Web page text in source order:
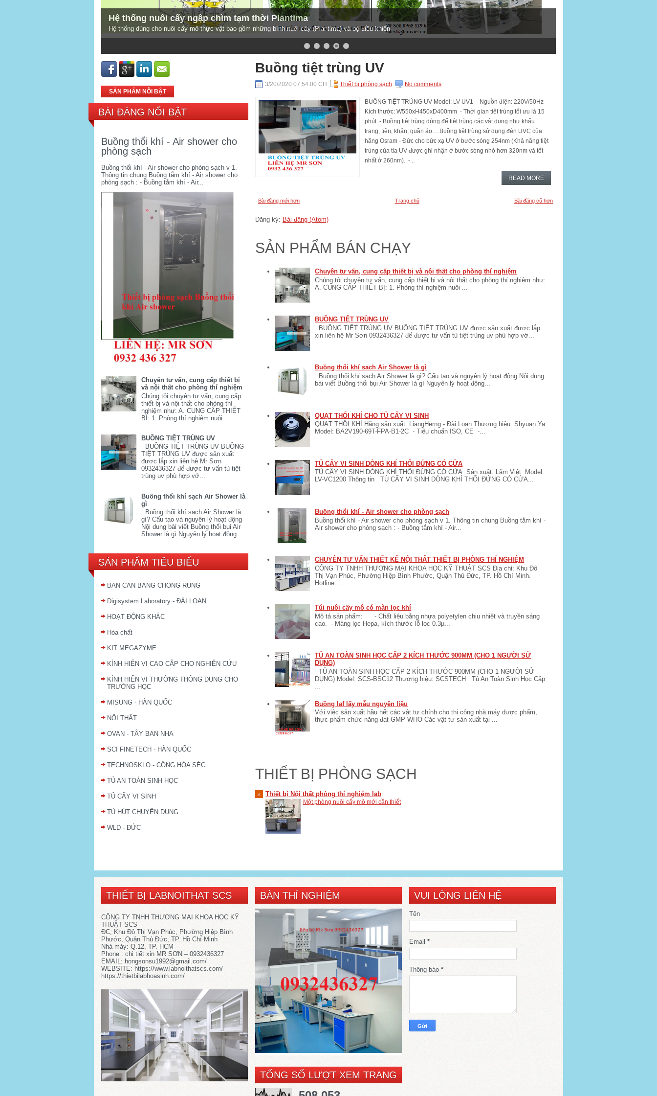
Hệ thống nuôi cấy ngập chìm tạm thời Plantima
Hệ thống dùng cho nuôi cấy mô thực vật bao gồm những bình nuôi cây (Plantima) và bộ điều khiển
SẢN PHẨM NỖI BẬT
BÀI ĐĂNG NỔI BẬT
Buồng thổi khí - Air shower cho
phòng sạch
Buồng thổi khí - Air shower cho phòng sạch v 1.
Thông tin chung Buồng tắm khí - Air shower cho
phòng sạch : - Buồng tắm khí - Air...
Chuyên tư vấn, cung cấp thiết bị
và nội thất cho phòng thí nghiệm
Chúng tôi chuyên tư vấn, cung cấp
thiết bị và nội thất cho phòng thí
nghiệm như: A. CUNG CẤP THIẾT
BỊ: 1. Phòng thí nghiệm nuôi ...
BUỒNG TIỆT TRÙNG UV
BUỒNG TIỆT TRÙNG UV BUỒNG
TIỆT TRÙNG UV được sản xuất
được lắp xin liên hệ Mr Sơn
0932436327 để được tư vấn tủ tiệt
trùng uv phù hợp vớ...
Buồng thổi khí sạch Air Shower là
gì
Buồng thổi khí sạch Air Shower là
gì? Cấu tạo và nguyên lý hoạt động
Nội dung bài viết Buồng thổi bụi Air
Shower là gì Nguyên lý hoạt động...
SẢN PHẨM TIÊU BIỂU
BÀN CÂN BẰNG CHỐNG RUNG
Digisystem Laboratory - ĐÀI LOAN
HOẠT ĐỘNG KHÁC
Hóa chất
KIT MEGAZYME
KÍNH HIỂN VI CAO CẤP CHO NGHIÊN CỨU
KÍNH HIỂN VI THƯỜNG THÔNG DỤNG CHO
TRƯỜNG HỌC
MISUNG - HÀN QUỐC
NỘI THẤT
OVAN - TÂY BAN NHA
SCI FINETECH - HÀN QUỐC
TECHNOSKLO - CÔNG HÒA SÉC
TỦ AN TOÀN SINH HỌC
TỦ CẤY VI SINH
TỦ HÚT CHUYÊN DỤNG
WLD - ĐỨC
Buồng tiệt trùng UV
3/20/2020 07:54:00 CH Thiết bị phòng sạch No comments
BUỒNG TIỆT TRÙNG UV Model: LV-UV1 - Nguồn điện: 220V/50Hz -
Kích thước: W550xH450xD400mm - Thời gian tiệt trùng tối ưu là 15
phút - Buồng tiệt trùng dùng để tiệt trùng các vật dụng như khẩu
trang, tiền, khăn, quần áo….Buồng tiệt trùng sử dụng đèn UVC của
hãng Osram - Đức cho bức xạ UV ở bước sóng 254nm (Khả năng tiệt
trùng của tia UV được ghi nhận ở bước sóng nhỏ hơn 320nm và tốt
nhất ở 260nm). -...
READ MORE
Bài đăng mới hơn Bài đăng cũ hơn
Trang chủ
Đăng ký: Bài đăng (Atom)
SẢN PHẨM BÁN CHẠY
Chuyên tư vấn, cung cấp thiết bị và nội thất cho phòng thí nghiệm
Chúng tôi chuyên tư vấn, cung cấp thiết bị và nội thất cho phòng thí nghiệm như:
A. CUNG CẤP THIẾT BỊ: 1. Phòng thí nghiệm nuôi ...
BUỒNG TIỆT TRÙNG UV
BUỒNG TIỆT TRÙNG UV BUỒNG TIỆT TRÙNG UV được sản xuất được lắp
xin liên hệ Mr Sơn 0932436327 để được tư vấn tủ tiệt trùng uv phù hợp vớ...
Buồng thổi khí sạch Air Shower là gì
Buồng thổi khí sạch Air Shower là gì? Cấu tạo và nguyên lý hoạt động Nội dung
bài viết Buồng thổi bụi Air Shower là gì Nguyên lý hoạt động...
QUẠT THỔI KHÍ CHO TỦ CẤY VI SINH
QUẠT THỔI KHÍ Hãng sản xuất: LiangHerng - Đài Loan Thương hiệu: Shyuan Ya
Model: BA2V190-69T-FPA-B1-2C - Tiêu chuẩn ISO, CE -...
TỦ CẤY VI SINH DÒNG KHÍ THỔI ĐỨNG CÓ CỬA
TỦ CẤY VI SINH DÒNG KHÍ THỔI ĐỨNG CÓ CỬA Sản xuất: Lâm Việt Model:
LV-VC1200 Thông tin TỦ CẤY VI SINH DÒNG KHÍ THỔI ĐỨNG CÓ CỬA...
Buồng thổi khí - Air shower cho phòng sạch
Buồng thổi khí - Air shower cho phòng sạch v 1. Thông tin chung Buồng tắm khí -
Air shower cho phòng sạch : - Buồng tắm khí - Air...
CHUYÊN TƯ VẤN THIẾT KẾ NỘI THẤT THIẾT BỊ PHÒNG THÍ NGHIỆM
CÔNG TY TNHH THƯƠNG MẠI KHOA HỌC KỸ THUẬT SCS Địa chỉ: Khu Đô
Thị Vạn Phúc, Phường Hiệp Bình Phước, Quận Thủ Đức, TP. Hồ Chí Minh.
Hotline:...
Túi nuôi cấy mô có màn lọc khí
Mô tả sản phẩm: - Chất liệu bằng nhựa polyetylen chịu nhiệt và truyền sáng
cao. - Màng lọc Hepa, kích thước lỗ lọc 0.3µ...
TỦ AN TOÀN SINH HỌC CẤP 2 KÍCH THƯỚC 900MM (CHO 1 NGƯỜI SỬ
DỤNG)
TỦ AN TOÀN SINH HỌC CẤP 2 KÍCH THƯỚC 900MM (CHO 1 NGƯỜI SỬ
DỤNG) Model: SCS-BSC12 Thương hiệu: SCSTECH Tủ An Toàn Sinh Học Cấp
...
Buồng laf lấy mẫu nguyên liệu
Với việc sản xuất hầu hết các vật tư chính cho thi công nhà máy dược phẩm,
thực phẩm chức năng đạt GMP-WHO Các vật tư sản xuất tại ...
THIẾT BỊ PHÒNG SẠCH
Thiết bị Nội thất phòng thí nghiệm lab
Một phòng nuôi cấy mô mới cần thiết
THIẾT BỊ LABNOITHAT SCS
CÔNG TY TNHH THƯƠNG MẠI KHOA HỌC KỸ
THUẬT SCS
ĐC; Khu Đô Thị Vạn Phúc, Phường Hiệp Bình
Phước, Quận Thủ Đức, TP. Hồ Chí Minh
Nhà máy: Q.12, TP. HCM
Phone : chi tiết xin MR SƠN – 0932436327
EMAIL: hongsonsu1992@gmail.com/
WEBSITE: https://www.labnoithatscs.com/
https://thietbilabhoasinh.com/
BÀN THÍ NGHIỆM
TỔNG SỐ LƯỢT XEM TRANG
VUI LÒNG LIÊN HỆ
Tên
Email *
Thông báo *